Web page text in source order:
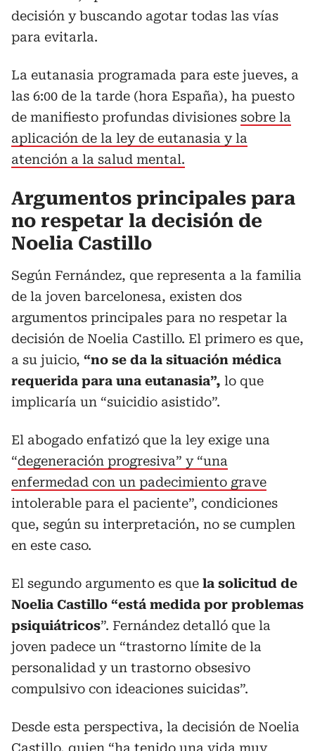
decisión y buscando agotar todas las vías
para evitarla.
La eutanasia programada para este jueves, a
las 6:00 de la tarde (hora España), ha puesto
de manifiesto profundas divisiones sobre la
aplicación de la ley de eutanasia y la
atención a la salud mental.
Argumentos principales para
no respetar la decisión de
Noelia Castillo
Según Fernández, que representa a la familia
de la joven barcelonesa, existen dos
argumentos principales para no respetar la
decisión de Noelia Castillo. El primero es que,
a su juicio, “no se da la situación médica
requerida para una eutanasia”, lo que
implicaría un “suicidio asistido”.
El abogado enfatizó que la ley exige una
“degeneración progresiva” y “una
enfermedad con un padecimiento grave
intolerable para el paciente”, condiciones
que, según su interpretación, no se cumplen
en este caso.
El segundo argumento es que la solicitud de
Noelia Castillo “está medida por problemas
psiquiátricos”. Fernández detalló que la
joven padece un “trastorno límite de la
personalidad y un trastorno obsesivo
compulsivo con ideaciones suicidas”.
Desde esta perspectiva, la decisión de Noelia
Castillo, quien “ha tenido una vida muy